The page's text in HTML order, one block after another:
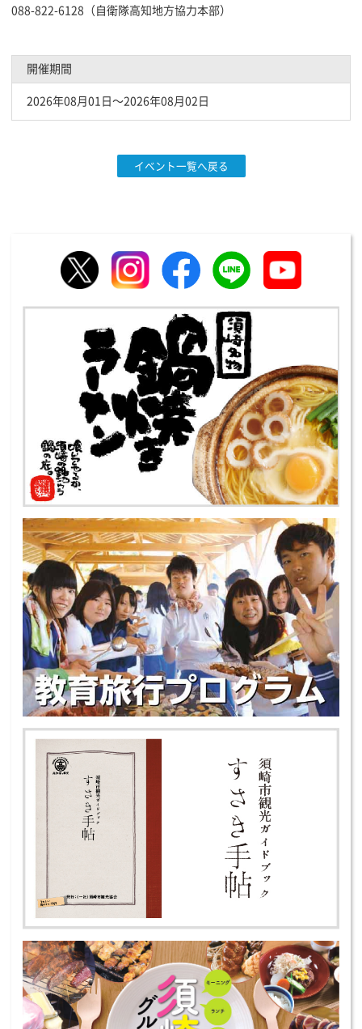
088-822-6128（自衛隊高知地方協力本部）
開催期間
2026年08月01日〜2026年08月02日
イベント一覧へ戻る